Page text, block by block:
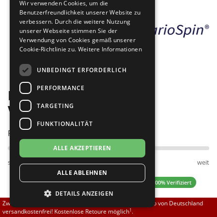
Brautschuhe
Sneaker
Übergrößen 43-44
Flexerinas
Merlet
Nueva Epoca
RayRose
Rummos
Rumpf
SoDanca
TopTanz
Bilder
Diamant 192-425-582-V
VarioSpin
Passt am besten bei Fußweite:
schmal normal weit
4.92 (12 Bewertungen) ✓ 100% Verifiziert
Zwischen 70,00 EUR und 800,00 EUR liefern wir innerhalb von Deutschland
versandkostenfrei! Kostenlose Retoure möglich1.
Wir verwenden Cookies, um die
Benutzerfreundlichkeit unserer Website zu
verbessern. Durch die weitere Nutzung
unserer Webseite stimmen Sie der
Verwendung von Cookies gemäß unserer
Cookie-Richtlinie zu. Weitere Informationen
UNBEDINGT ERFORDERLICH
PERFORMANCE
TARGETING
FUNKTIONALITÄT
ALLE AKZEPTIEREN
ALLE ABLEHNEN
DETAILS ANZEIGEN